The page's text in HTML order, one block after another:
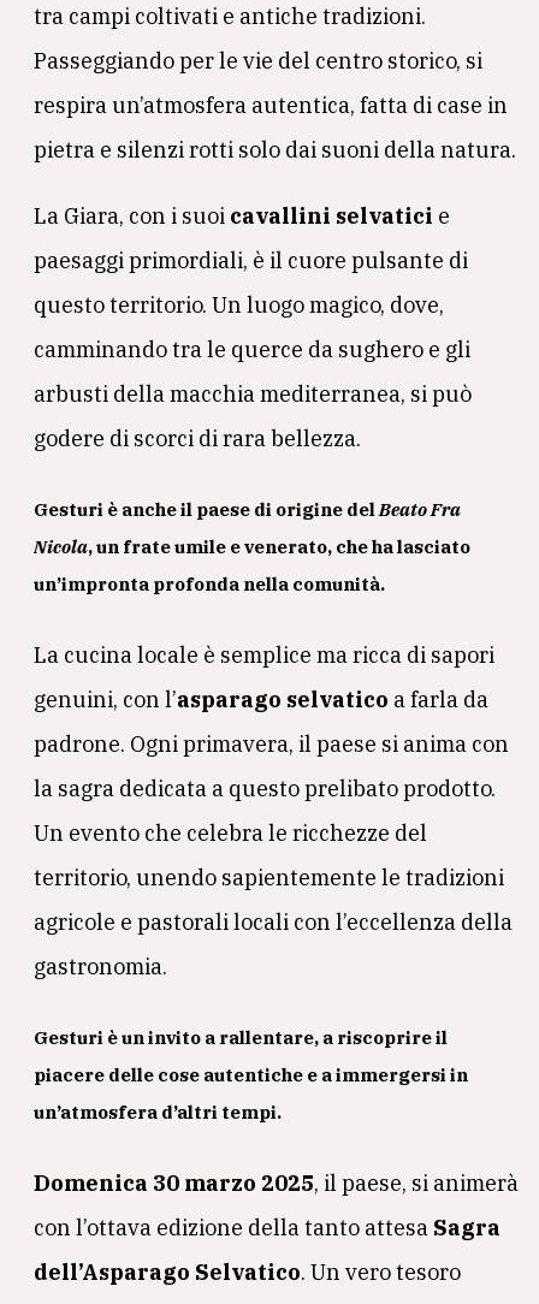
tra campi coltivati e antiche tradizioni.
Passeggiando per le vie del centro storico, si
respira un’atmosfera autentica, fatta di case in
pietra e silenzi rotti solo dai suoni della natura.
La Giara, con i suoi cavallini selvatici e
paesaggi primordiali, è il cuore pulsante di
questo territorio. Un luogo magico, dove,
camminando tra le querce da sughero e gli
arbusti della macchia mediterranea, si può
godere di scorci di rara bellezza.
Gesturi è anche il paese di origine del Beato Fra
Nicola, un frate umile e venerato, che ha lasciato
un’impronta profonda nella comunità.
La cucina locale è semplice ma ricca di sapori
genuini, con l’asparago selvatico a farla da
padrone. Ogni primavera, il paese si anima con
la sagra dedicata a questo prelibato prodotto.
Un evento che celebra le ricchezze del
territorio, unendo sapientemente le tradizioni
agricole e pastorali locali con l’eccellenza della
gastronomia.
Gesturi è un invito a rallentare, a riscoprire il
piacere delle cose autentiche e a immergersi in
un’atmosfera d’altri tempi.
Domenica 30 marzo 2025, il paese, si animerà
con l’ottava edizione della tanto attesa Sagra
dell’Asparago Selvatico. Un vero tesoro